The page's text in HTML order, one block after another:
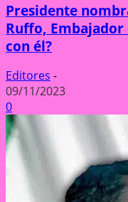
Presidente
Ruffo, Embajador
con él?
Editores -
09/11/2023
0